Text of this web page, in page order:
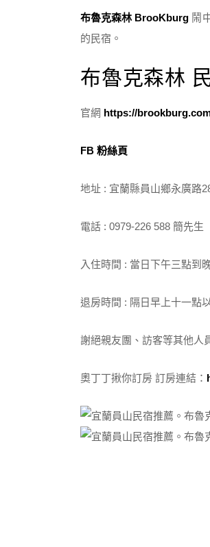
布魯克森林 BrooKburg 鬧
的民宿。
布魯克森林
官網 https://
FB 粉絲頁
地址 : 宜蘭縣員山鄉永廣路
電話 : 0979-226 588 簡先生
入住時間 : 當日下午三點到
退房時間 : 隔日早上十一點
謝絕親友團、訪客等其他人
奧丁丁揪你訂房 訂房連結：